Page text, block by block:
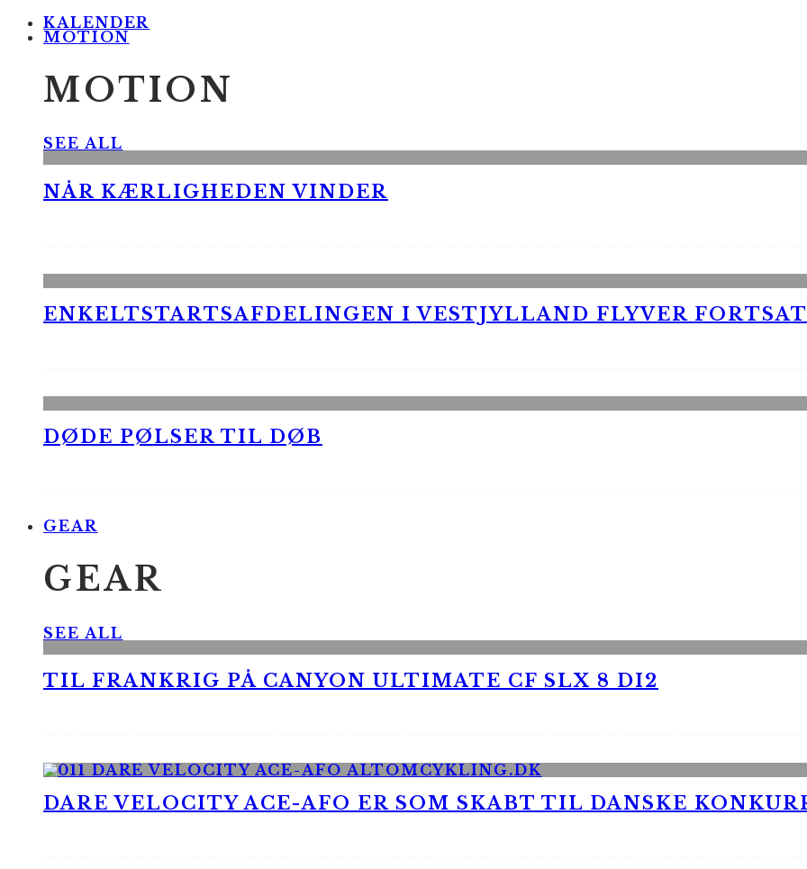
KALENDER
MOTION
MOTION
SEE ALL
NÅR KÆRLIGHEDEN VINDER
ENKELTSTARTSAFDELINGEN I VESTJYLLAND FLYVER
DØDE PØLSER TIL DØB
GEAR
GEAR
SEE ALL
TIL FRANKRIG PÅ CANYON ULTIMATE CF SLX 8 DI2
DARE VELOCITY ACE-AFO ER SOM SKABT TIL DANSKE